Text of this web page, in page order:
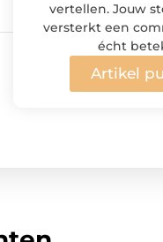
vertellen. Jouw
versterkt een
écht
Artikel